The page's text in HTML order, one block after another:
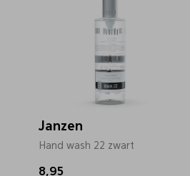
Janzen
Hand wash 22 zwart
8,95